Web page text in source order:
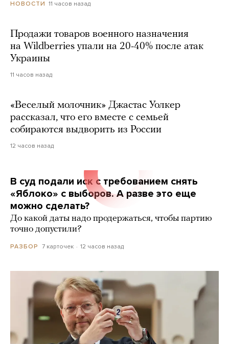
НОВОСТИ 11 часов назад
Продажи товаров военного назначения
на Wildberries упали на 20-40% после атак
Украины
11 часов назад
«Веселый молочник» Джастас Уолкер
рассказал, что его вместе с семьей
собираются выдворить из России
12 часов назад
В суд подали иск с требованием снять
«Яблоко» с выборов. А разве это еще
можно сделать?
До какой даты надо продержаться, чтобы партию
точно допустили?
РАЗБОР 7 карточек 12 часов назад